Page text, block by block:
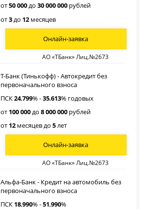
от50 000до30 000 000 рублей
от3 до 12 месяцев
АО «ТБанк» Лиц.№2673
Онлайн-заявка
Т-Банк (Тинькофф) - Автокредит без
первоначального взноса
ПСК24,799% -35,613% годовых
от 100 000до8 000 000 рублей
от 12 месяцев до5лет
АО «ТБанк» Лиц.№2673
Онлайн-заявка
Альфа-Банк - Кредит на автомобиль без
первоначального взноса
ПСК 18,990% -51,990%